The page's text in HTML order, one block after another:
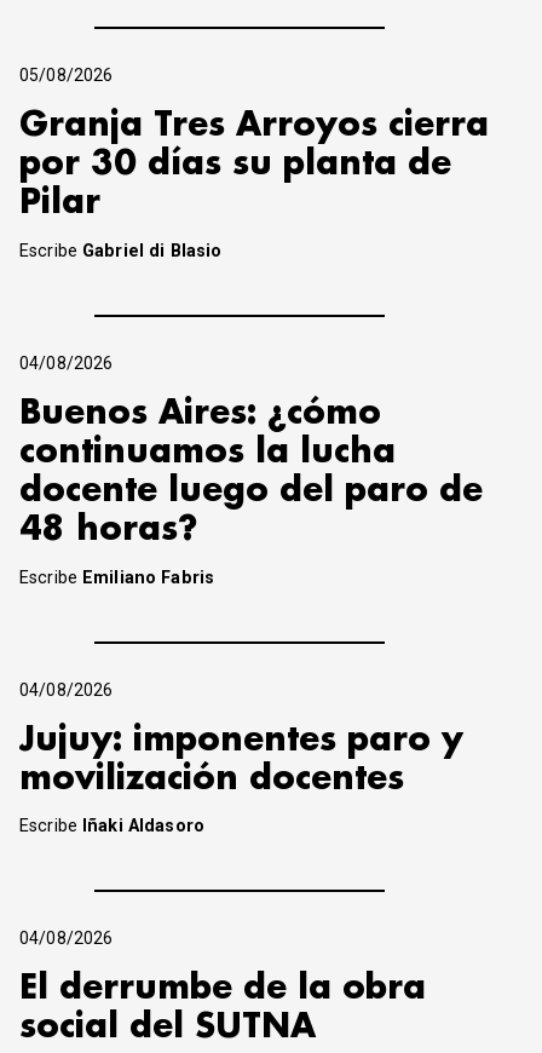
05/08/2026
Granja Tres Arroyos cierra
por 30 días su planta de
Pilar
Escribe Gabriel di Blasio
04/08/2026
Buenos Aires: ¿cómo
continuamos la lucha
docente luego del paro de
48 horas?
Escribe Emiliano Fabris
04/08/2026
Jujuy: imponentes paro y
movilización docentes
Escribe Iñaki Aldasoro
04/08/2026
El derrumbe de la obra
social del SUTNA